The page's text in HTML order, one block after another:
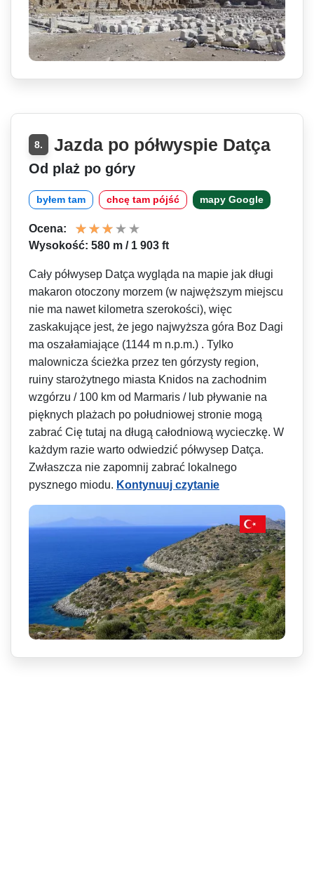
8. Jazda po półwyspie Datça
Od plaż po góry
byłem tam chcę tam pójść mapy Google
Ocena:
Wysokość: 580 m / 1 903 ft
Cały półwysep Datça wygląda na mapie jak długi
makaron otoczony morzem (w najwęższym miejscu
nie ma nawet kilometra szerokości), więc
zaskakujące jest, że jego najwyższa góra Boz Dagi
ma oszałamiające (1144 m n.p.m.) . Tylko
malownicza ścieżka przez ten górzysty region,
ruiny starożytnego miasta Knidos na zachodnim
wzgórzu / 100 km od Marmaris / lub pływanie na
pięknych plażach po południowej stronie mogą
zabrać Cię tutaj na długą całodniową wycieczkę. W
każdym razie warto odwiedzić półwysep Datça.
Zwłaszcza nie zapomnij zabrać lokalnego
pysznego miodu. Kontynuuj czytanie